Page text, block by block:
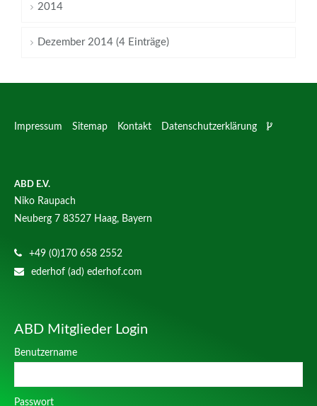
2014
Dezember 2014 (4 Einträge)
Impressum Sitemap Kontakt Datenschutzerklärung
ABD E.V.
Niko Raupach
Neuberg 7 83527 Haag, Bayern
+49 (0)170 658 2552
ederhof (ad) ederhof.com
ABD Mitglieder Login
Benutzername
Passwort